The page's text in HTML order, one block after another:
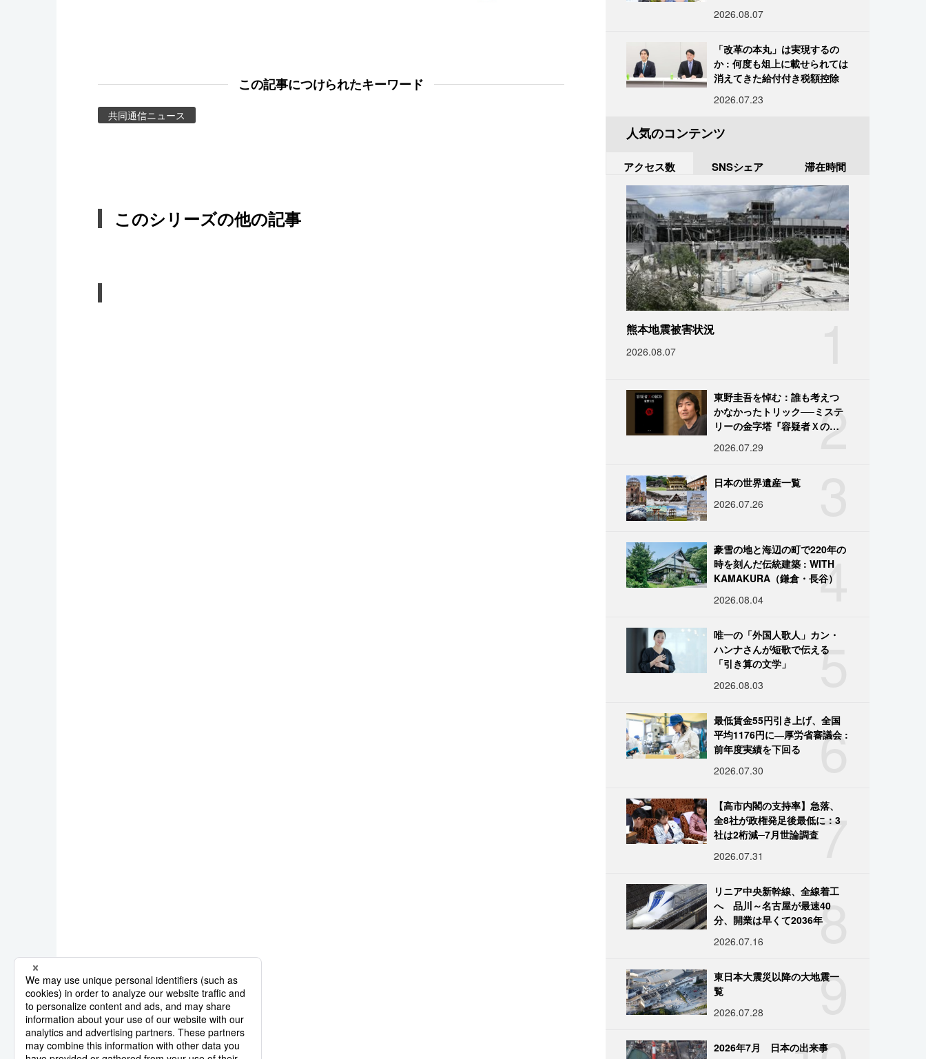
この記事につけられたキーワード
共同通信ニュース
このシリーズの他の記事
2026.08.07
「改革の本丸」は実現するの
か : 何度も俎上に載せられては
消えてきた給付付き税額控除
2026.07.23
人気のコンテンツ
アクセス数 SNSシェア 滞在時間
熊本地震被害状況
2026.08.07
2
東野圭吾を悼む：誰も考えつ
かなかったトリック──ミステ
リーの金字塔『容疑者Ｘの献
2026.07.29
日本の世界遺産一覧
2026.07.26
4
豪雪の地と海辺の町で220年の
時を刻んだ伝統建築 : WITH
KAMAKURA（鎌倉・長谷）
2026.08.04
5
唯一の「外国人歌人」カン・
ハンナさんが短歌で伝える
「引き算の文学」
2026.08.03
6
最低賃金55円引き上げ、全国
平均1176円に―厚労省審議会 :
前年度実績を下回る
2026.07.30
7
【高市内閣の支持率】急落、
全8社が政権発足後最低に：3
社は2桁減─7月世論調査
2026.07.31
8
リニア中央新幹線、全線着工
へ 品川～名古屋が最速40
分、開業は早くて2036年
2026.07.16
9
東日本大震災以降の大地震一
覧
2026.07.28
2026年7月 日本の出来事